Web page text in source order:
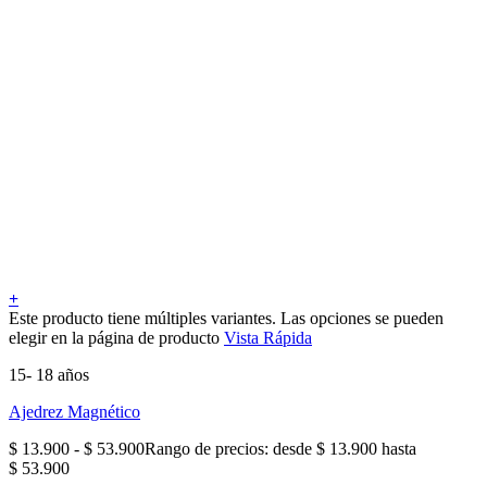
+
Este producto tiene múltiples variantes. Las opciones se pueden
elegir en la página de producto Vista Rápida
15- 18 años
Ajedrez Magnético
$ 13.900 - $ 53.900Rango de precios: desde $ 13.900 hasta
$ 53.900